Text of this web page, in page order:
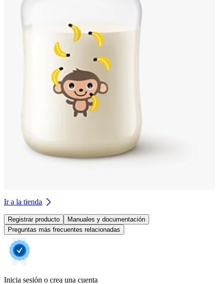
Ir a la tienda
Registrar producto
Manuales y documentación
Preguntas más frecuentes relacionadas
Inicia sesión o crea una cuenta